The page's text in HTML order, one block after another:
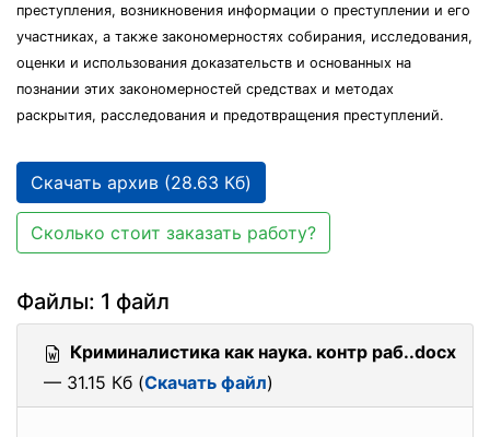
преступления, возникновения информации о преступлении и его
участниках, а также закономерностях собирания, исследования,
оценки и использования доказательств и основанных на
познании этих закономерностей средствах и методах
раскрытия, расследования и предотвращения преступлений.
Скачать архив (28.63 Кб)
Сколько стоит заказать работу?
Файлы: 1 файл
Криминалистика как наука. контр раб..docx
— 31.15 Кб (Скачать файл)